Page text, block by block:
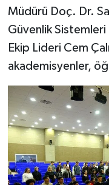
Müdürü Doç. Dr.
Güvenlik
Ekip Lideri Cem
akademisyenler,